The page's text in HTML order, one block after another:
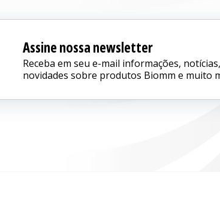
Assine nossa newsletter
Receba em seu e-mail informações, notícias,
novidades sobre produtos Biomm e muito